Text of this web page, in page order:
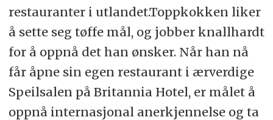
restauranter i utlandet.Toppkokken liker
å sette seg tøffe mål, og jobber knallhardt
for å oppnå det han ønsker. Når han nå
får åpne sin egen restaurant i ærverdige
Speilsalen på Britannia Hotel, er målet å
oppnå internasjonal anerkjennelse og ta